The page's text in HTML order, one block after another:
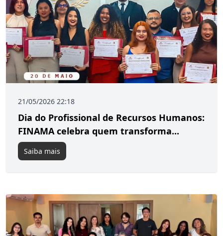
21/05/2026 22:18
Dia do Profissional de Recursos Humanos:
FINAMA celebra quem transforma...
Saiba mais